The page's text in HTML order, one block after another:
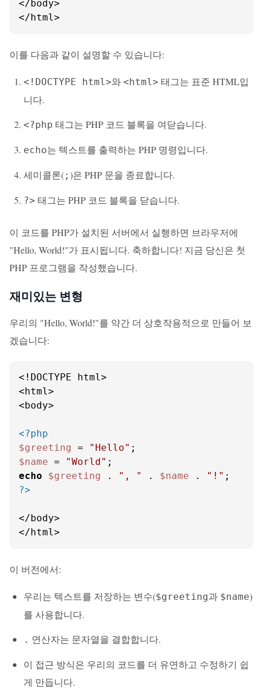
</body>
</html>
이를 다음과 같이 설명할 수 있습니다:
<!DOCTYPE html>와 <html> 태그는 표준 HTML입
니다.
<?php 태그는 PHP 코드 블록을 여닫습니다.
echo는 텍스트를 출력하는 PHP 명령입니다.
세미콜론(; )은 PHP 문을 종료합니다.
?> 태그는 PHP 코드 블록을 닫습니다.
이 코드를 PHP가 설치된 서버에서 실행하면 브라우저에
"Hello, World!"가 표시됩니다. 축하합니다! 지금 당신은 첫
PHP 프로그램을 작성했습니다.
재미있는 변형
우리의 "Hello, World!"를 약간 더 상호작용적으로 만들어 보
겠습니다:
<!DOCTYPE html>
<html>
<body>
<?php
$greeting
= "Hello"
$name = "World"
echo
$greeting . ", " . $name . "!"
?>
</body>
</html>
이 버전에서:
우리는 텍스트를 저장하는 변수($greeting과 $name)
를 사용합니다.
. 연산자는 문자열을 결합합니다.
이 접근 방식은 우리의 코드를 더 유연하고 수정하기 쉽
게 만듭니다.